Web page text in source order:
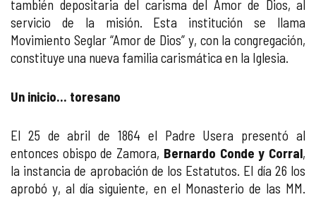
también depositaria del carisma del Amor de Dios, al
servicio de la misión. Esta institución se llama
Movimiento Seglar “Amor de Dios” y, con la congregación,
constituye una nueva familia carismática en la Iglesia.
Un inicio... toresano
El 25 de abril de 1864 el Padre Usera presentó al
entonces obispo de Zamora, Bernardo Conde y Corral,
la instancia de aprobación de los Estatutos. El día 26 los
aprobó y, al día siguiente, en el Monasterio de las MM.